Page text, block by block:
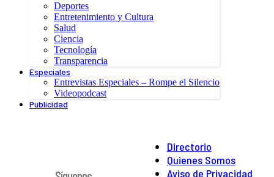
Deportes
Entretenimiento y Cultura
Salud
Ciencia
Tecnología
Transparencia
Especiales
Entrevistas Especiales – Rompe el Silencio
Videopodcast
Publicidad
Directorio
Quienes Somos
Aviso de Privacidad